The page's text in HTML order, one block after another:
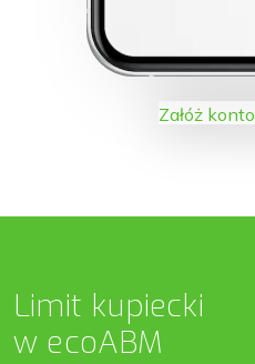
Załóż konto
Limit kupiecki
w ecoABM